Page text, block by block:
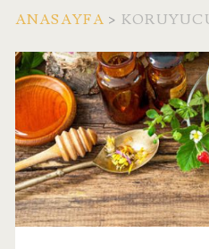
ANASAYFA >
Etiket:
Bitki